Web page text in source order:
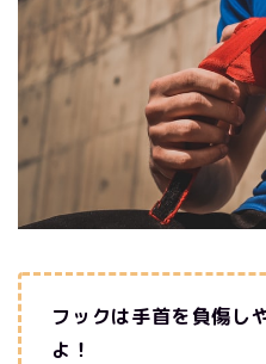
フックは手首を負傷し
よ！